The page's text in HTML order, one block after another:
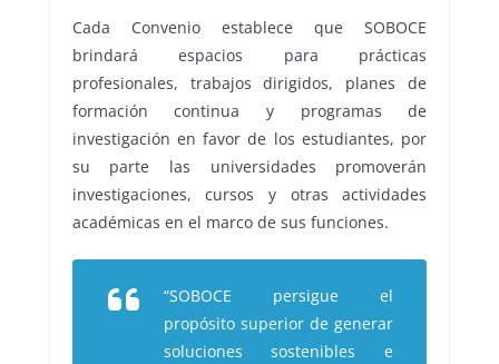
Cada Convenio establece que SOBOCE
brindará espacios para prácticas
profesionales, trabajos dirigidos, planes de
formación continua y programas de
investigación en favor de los estudiantes, por
su parte las universidades promoverán
investigaciones, cursos y otras actividades
académicas en el marco de sus funciones.
“SOBOCE persigue el
propósito superior de generar
soluciones sostenibles e